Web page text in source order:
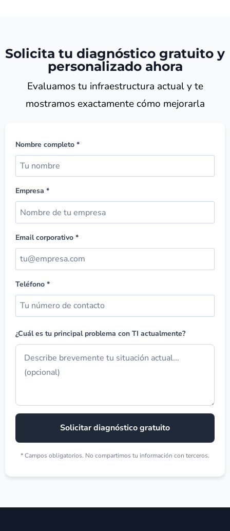
Solicita tu diagnóstico gratuito y
personalizado ahora
Evaluamos tu infraestructura actual y te
mostramos exactamente cómo mejorarla
Nombre completo *
Empresa *
Email corporativo *
Teléfono *
¿Cuál es tu principal problema con TI actualmente?
Solicitar diagnóstico gratuito
* Campos obligatorios. No compartimos tu información con terceros.